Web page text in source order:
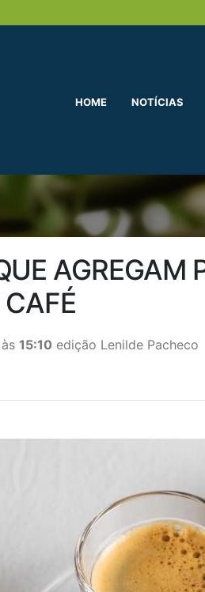
HOME NOTÍCIAS
AGREGAM
às 15:10 edição Lenilde Pacheco